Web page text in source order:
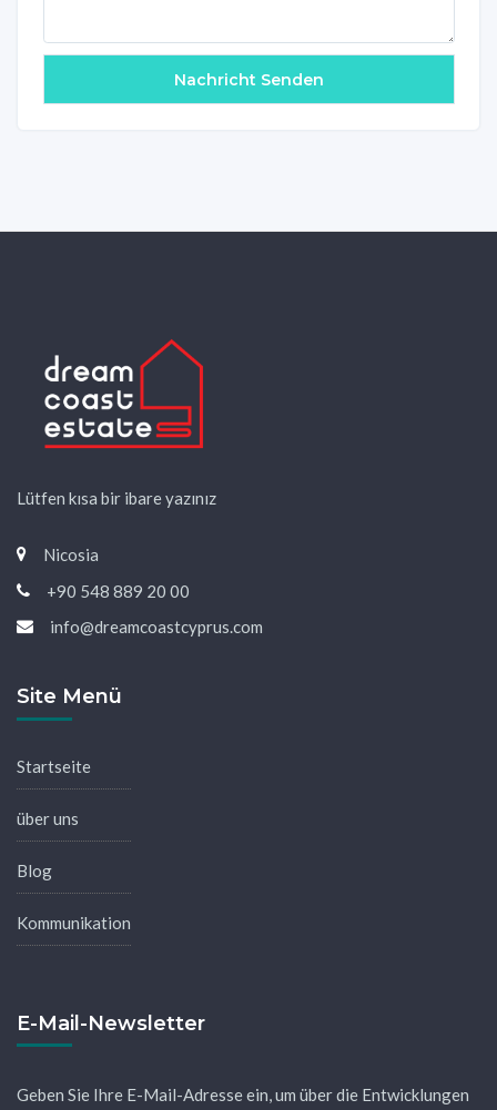
Lütfen kısa bir ibare yazınız
Nicosia
+90 548 889 20 00
info@dreamcoastcyprus.com
Site Menü
Startseite
über uns
Blog
Kommunikation
E-Mail-Newsletter
Geben Sie Ihre E-Mail-Adresse ein, um über die Entwicklungen